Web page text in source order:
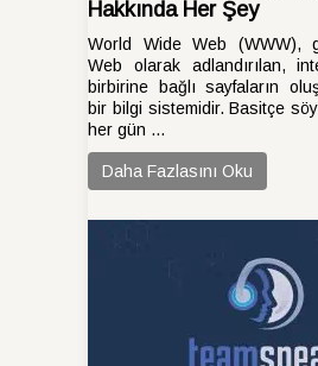
Hakkında Her Şey
World Wide Web (WWW),
Web olarak adlandırılan,
birbirine bağlı sayfaların
bir bilgi sistemidir. Basitçe
her gün ...
Daha Fazlasını Oku